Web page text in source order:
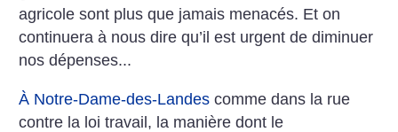
agricole sont plus que jamais menacés. Et on
continuera à nous dire qu’il est urgent de diminuer
nos dépenses...
À Notre-Dame-des-Landes comme dans la rue
contre la loi travail, la manière dont le